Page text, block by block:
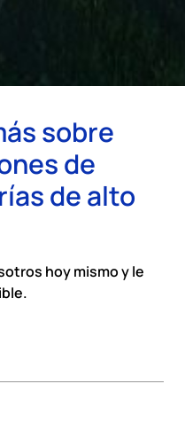
sobre
de
de alto
hoy mismo y le